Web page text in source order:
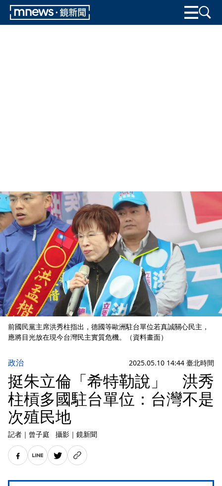
前國民黨主席洪秀柱指出，德國等歐洲駐台單位若真誠關心民主，
應將目光放在現今台灣民主實質危機。（資料畫面）
政治 2025.05.10 14:44 臺北時間
挺朱立倫「希特勒說」 洪秀
柱槓多國駐台單位：台灣不是
次殖民地
記者 ｜ 曾子庭 攝影 ｜ 鏡新聞